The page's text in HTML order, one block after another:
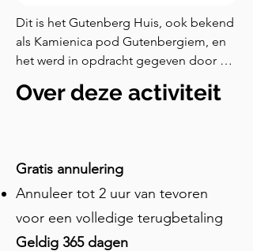
Dit is het Gutenberg Huis, ook bekend
als Kamienica pod Gutenbergiem, en
het werd in opdracht gegeven door
die het eind negentiende eeuw
ramen metalen draken zijn die
hellebaarden vasthouden. Een
gehoornde duivel gluurt uit een
mascaron onder de daklijn. Een
Over deze activiteit
Gratis annulering
Annuleer tot 2 uur van tevoren
voor een volledige terugbetaling
Geldig 365 dagen